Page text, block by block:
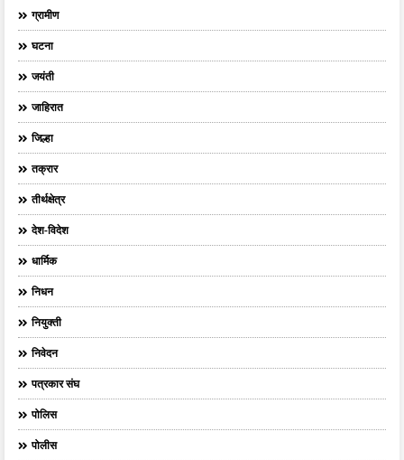
ग्रामीण
घटना
जयंती
जाहिरात
जिल्हा
तक्रार
तीर्थक्षेत्र
देश-विदेश
धार्मिक
निधन
नियुक्ती
निवेदन
पत्रकार संघ
पोलिस
पोलीस